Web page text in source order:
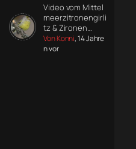
Video vom Mittel
meerzitronengirli
tz & Zironen…
Von Konni, 14 Jahre
n vor